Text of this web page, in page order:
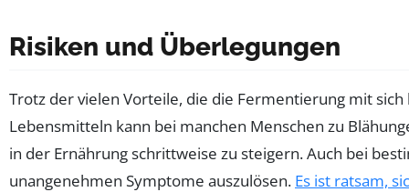
Risiken und Überlegungen
Trotz der vielen Vorteile, die die Fermentierung mit
Lebensmitteln kann bei manchen Menschen zu
in der Ernährung schrittweise zu steigern. Auch bei
unangenehmen Symptome auszulösen. Es ist ratsam,